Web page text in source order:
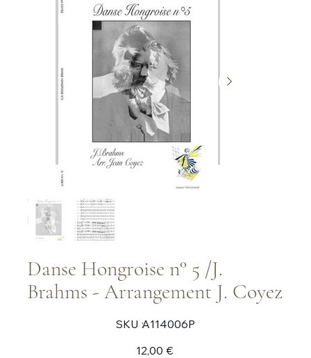
Danse Hongroise n° 5 /J.
Brahms - Arrangement J. Coyez
SKU :SKU
A114006P
A114006P
12,00 €